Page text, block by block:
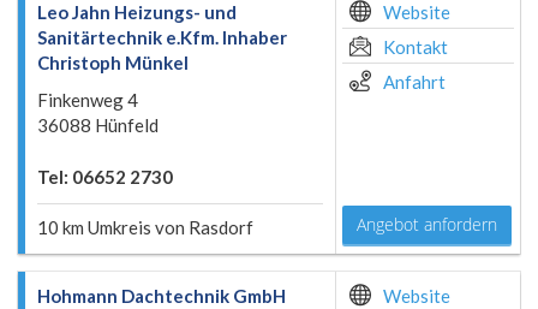
Leo Jahn Heizungs- und
Sanitärtechnik e.Kfm. Inhaber
Christoph Münkel
Finkenweg 4
36088 Hünfeld
Tel: 06652 2730
10 km Umkreis von Rasdorf
Website
Kontakt
Anfahrt
Angebot anfordern
Hohmann Dachtechnik GmbH
Website